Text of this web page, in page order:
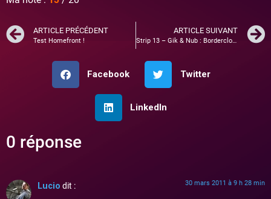
ARTICLE PRÉCÉDENT
Test Homefront !
ARTICLE SUIVANT
Strip 13 – Gik & Nub : Bordercloud 2 !
Facebook Twitter
LinkedIn
0 réponse
Lucio dit : 30 mars 2011 à 9 h 28 min